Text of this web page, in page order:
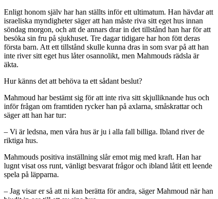
Enligt honom själv har han ställts inför ett ultimatum. Han hävdar att
israeliska myndigheter säger att han måste riva sitt eget hus innan
söndag morgon, och att de annars drar in det tillstånd han har för att
besöka sin fru på sjukhuset. Tre dagar tidigare har hon fött deras
första barn. Att ett tillstånd skulle kunna dras in som svar på att han
inte river sitt eget hus låter osannolikt, men Mahmouds rädsla är
äkta.
Hur känns det att behöva ta ett sådant beslut?
Mahmoud har bestämt sig för att inte riva sitt skjulliknande hus och
inför frågan om framtiden rycker han på axlarna, småskrattar och
säger att han har tur:
– Vi är ledsna, men våra hus är ju i alla fall billiga. Ibland river de
riktiga hus.
Mahmouds positiva inställning slår emot mig med kraft. Han har
lugnt visat oss runt, vänligt besvarat frågor och ibland låtit ett leende
spela på läpparna.
– Jag visar er så att ni kan berätta för andra, säger Mahmoud när han